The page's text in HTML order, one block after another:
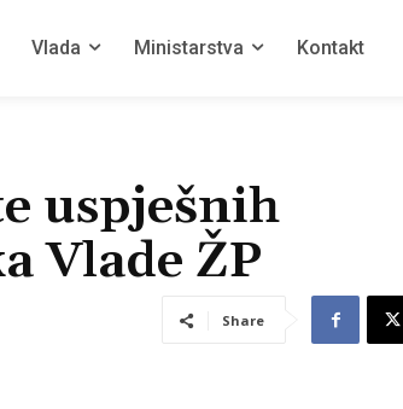
Vlada Ministarstva Kontakt
uspješnih
Vlade ŽP
Share